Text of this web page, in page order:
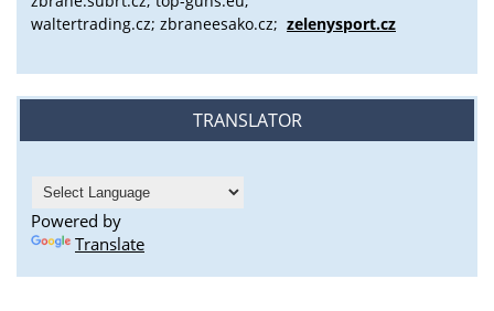
waltertrading.cz; zbraneesako.cz; zelenysport.cz
TRANSLATOR
Powered by
Translate